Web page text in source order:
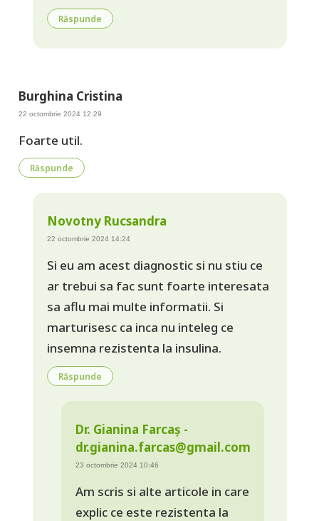
Răspunde
Burghina Cristina
22 octombrie 2024 12:29
Foarte util.
Răspunde
Novotny Rucsandra
22 octombrie 2024 14:24
Si eu am acest diagnostic si nu stiu ce
ar trebui sa fac sunt foarte interesata
sa aflu mai multe informatii. Si
marturisesc ca inca nu inteleg ce
insemna rezistenta la insulina.
Răspunde
Dr. Gianina Farcaș -
dr.gianina.farcas@gmail.com
23 octombrie 2024 10:46
Am scris si alte articole in care
explic ce este rezistenta la